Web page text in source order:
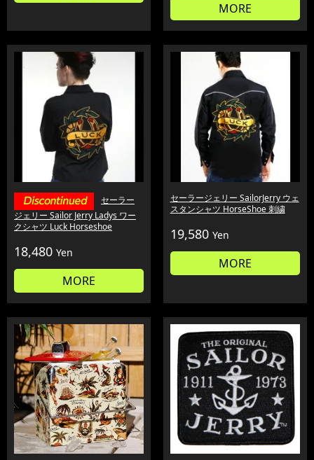
MORE
セーラー
ジェリー Sailor Jerry Ladys ワー
クシャツ Luck Horseshoe
18,480 Yen
MORE
セーラージェリー SailorJerry ウェ
スタンシャツ HorseShoe 刺繍
19,580 Yen
MORE